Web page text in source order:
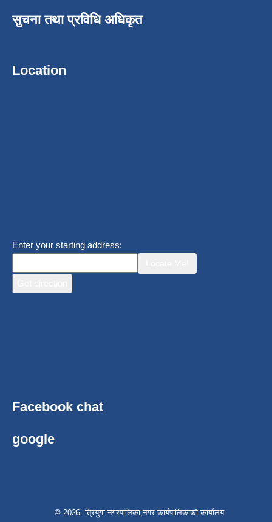
सुचना तथा प्रविधि अधिकृत
Location
Enter your starting address:
Facebook chat
google
© 2026 त्रियुगा नगरपालिका,नगर कार्यपालिकाको कार्यालय